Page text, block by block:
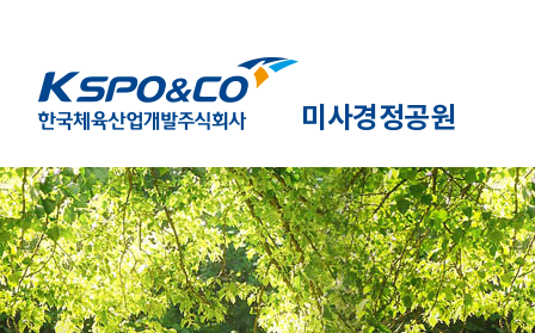
미사경정공원